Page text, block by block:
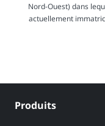
Nord-Ouest) dans
actuellement
Produits